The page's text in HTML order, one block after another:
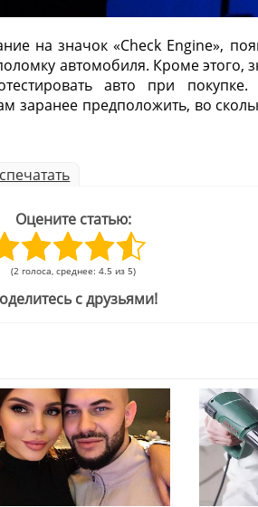
на значок «Check Engine»,
автомобиля. Кроме этого,
авто при
заранее предположить, во
Оцените статью:
(2 голоса, среднее: 4.5 из 5)
с друзьями!